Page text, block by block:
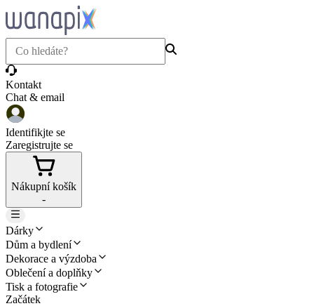
Kontakt
Chat & email
Identifikjte se
Zaregistrujte se
Nákupní košík
-
Dárky
Dům a bydlení
Dekorace a výzdoba
Oblečení a doplňky
Tisk a fotografie
Začátek